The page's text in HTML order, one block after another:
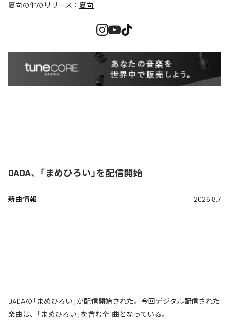
夏向の他のリリース： 夏向
DADA、「まめひろい」を配信開始
新曲情報 2026.8.7
DADAの「まめひろい」が配信開始された。今回デジタル配信された
楽曲は、「まめひろい」を含む全1曲となっている。